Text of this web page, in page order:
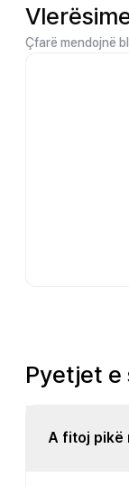
Çfarë mendojnë
Pyetjet e
A fitoj pikë